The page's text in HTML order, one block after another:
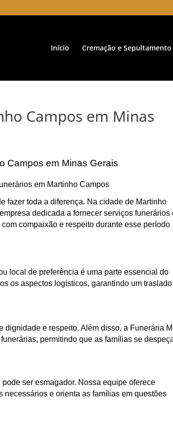
Início Cremação e Sepultamento
Campos em Minas
Campos em Minas Gerais
em Martinho Campos
fazer toda a diferença. Na cidade de Martinho
dedicada a fornecer serviços funerários
compaixão e respeito durante esse período
local de preferência é uma parte essencial do
os aspectos logísticos, garantindo um traslado
dignidade e respeito. Além disso, a Funerária
permitindo que as famílias se
ser esmagador. Nossa equipe oferece
e orienta as famílias em questões